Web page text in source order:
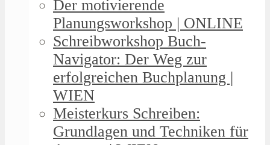
Der motivierende
Planungsworkshop | ONLINE
Schreibworkshop Buch-
Navigator: Der Weg zur
erfolgreichen Buchplanung |
WIEN
Meisterkurs Schreiben:
Grundlagen und Techniken für